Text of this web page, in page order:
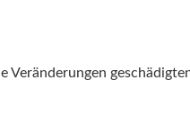
Veränderungen